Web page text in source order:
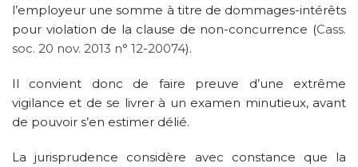
l’employeur une somme à titre de dommages-intérêts
pour violation de la clause de non-concurrence (Cass.
soc. 20 nov. 2013 n° 12-20074).
Il convient donc de faire preuve d’une extrême
vigilance et de se livrer à un examen minutieux, avant
de pouvoir s’en estimer délié.
La jurisprudence considère avec constance que la